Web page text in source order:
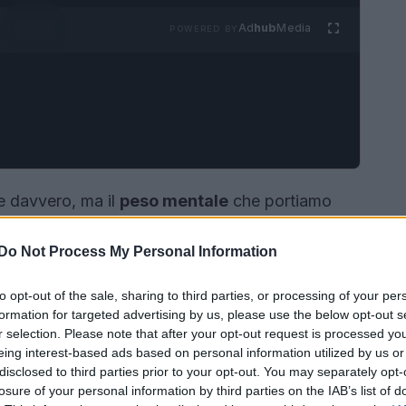
Do Not Process My Personal Information
opt-out of the sale, sharing to third parties, or processing of your
for targeted advertising by us, please use the below opt-out
selection. Please note that after your opt-out request is processed
interest-based ads based on personal information utilized by us
to third parties prior to your opt-out. You may separately
of your personal information by third parties on the IAB’s list of
AdhubMedia
davvero, ma il peso mentale che portiamo
di lavoro nella stanza crea un costante
non lette, scadenze che sembrano avanzare
elementi agiscono come stimoli silenziosi
davvero dagli impegni quotidiani e di entrare